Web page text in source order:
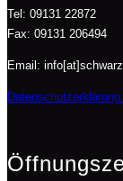
Tel: 09131 22872
Fax: 09131 206494
Email:
Datenschutzerklärung